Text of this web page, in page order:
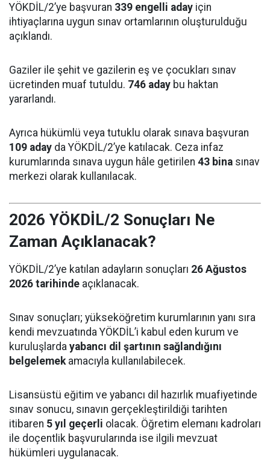
YÖKDİL/2’ye başvuran 339 engelli aday için
ihtiyaçlarına uygun sınav ortamlarının oluşturulduğu
açıklandı.
Gaziler ile şehit ve gazilerin eş ve çocukları sınav
ücretinden muaf tutuldu. 746 aday bu haktan
yararlandı.
Ayrıca hükümlü veya tutuklu olarak sınava başvuran
109 aday da YÖKDİL/2’ye katılacak. Ceza infaz
kurumlarında sınava uygun hâle getirilen 43 bina sınav
merkezi olarak kullanılacak.
2026 YÖKDİL/2 Sonuçları Ne
Zaman Açıklanacak?
YÖKDİL/2’ye katılan adayların sonuçları 26 Ağustos
2026 tarihinde açıklanacak.
Sınav sonuçları; yükseköğretim kurumlarının yanı sıra
kendi mevzuatında YÖKDİL’i kabul eden kurum ve
kuruluşlarda yabancı dil şartının sağlandığını
belgelemekamacıyla kullanılabilecek.
Lisansüstü eğitim ve yabancı dil hazırlık muafiyetinde
sınav sonucu, sınavın gerçekleştirildiği tarihten
itibaren 5 yıl geçerli olacak. Öğretim elemanı kadroları
ile doçentlik başvurularında ise ilgili mevzuat
hükümleri uygulanacak.